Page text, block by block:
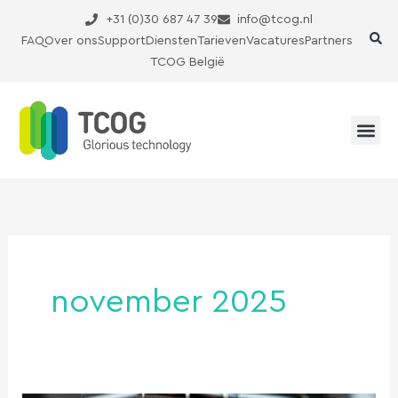
+31 (0)30 687 47 39
info@tcog.nl
FAQOver onsSupportDienstenTarievenVacatures Partners
TCOG België
november 2025